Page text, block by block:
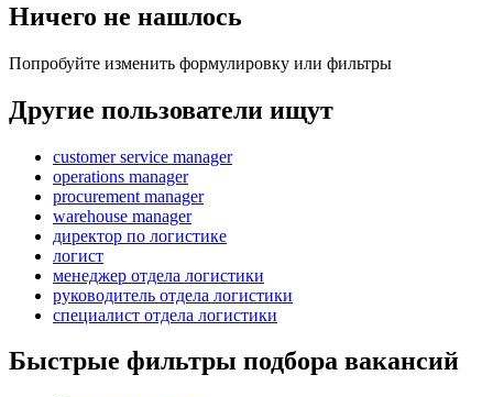
Ничего не нашлось
Попробуйте изменить формулировку или фильтры
Другие пользователи ищут
customer service manager
operations manager
procurement manager
warehouse manager
директор по логистике
логист
менеджер отдела логистики
руководитель отдела логистики
специалист отдела логистики
Быстрые фильтры подбора вакансий